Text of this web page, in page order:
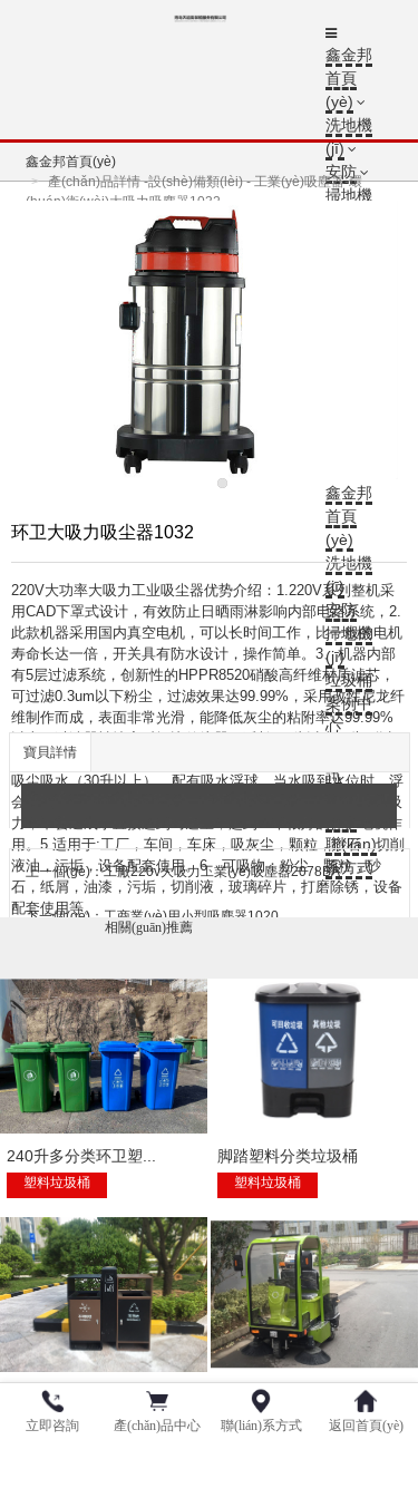
鑫金邦
首頁
(yè)
洗地機
(jī)
安防
掃地機
鑫金邦
首頁
(yè)
洗地機
(jī)
安防
掃地機
(jī)
垃圾桶
案例中
心
訊
聯(lián)
系方式
鑫金邦首頁(yè)
產(chǎn)品詳情 -設(shè)備類(lèi) - 工業(yè)吸塵器-環
(huán)衛(wèi)大吸力吸塵器1032
环卫大吸力吸尘器1032
220V大功率大吸力工业吸尘器优势介绍：1.220V系列整机采
用CAD下罩式设计，有效防止日晒雨淋影响内部电路系统，2.
此款机器采用国内真空电机，可以长时间工作，比一般的电机
寿命长达一倍，开关具有防水设计，操作简单。3、机器内部
有5层过滤系统，创新性的HPPR8520硝酸高纤维材质滤芯，
可过滤0.3um以下粉尘，过滤效果达99.99%，采用改性尼龙纤
维制作而成，表面非常光滑，能降低灰尘的粘附率达99.99%
以上，过滤器被堵塞时间比传统器可延长3-5倍以上，告别以
往需要频繁清理过滤器的历史，提高工作效率。4.此款机器可
吸尘吸水（30升以上），配有吸水浮球，当水吸到水位时，浮
会测式到水位线，自动浮上去机器还是正常运转，但是没有吸
力，不会造成水直接进到马达里，起到一个很好的保护电机作
用。5.适用于:工厂，车间，车床，吸灰尘，颗粒，砂石，切削
液油，污垢，设备配套使用。6、可吸物：粉尘，颗粒，砂
石，纸屑，油漆，污垢，切削液，玻璃碎片，打磨除锈，设备
配套使用等。
寶貝詳情
上一個(gè)：工廠220v大吸力工業(yè)吸塵器2078BA
下一個(gè)：工商業(yè)用小型吸塵器1020
相關(guān)推薦
240升多分类环卫塑...
塑料垃圾桶
脚踏塑料分类垃圾桶
塑料垃圾桶
户外两分类垃圾桶NH...
分类垃圾桶
驾驶式扫地机1580
扫地机
立即咨詢 產(chǎn)品中心 聯(lián)系方式 返回首頁(yè)